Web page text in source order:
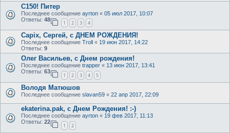
C150! Питер
Последнее сообщение ayrton « 05 июл 2017, 10:07
Ответы: 48
1 2 3 4
Capix, Сергей, с ДНЕМ РОЖДЕНИЯ!
Последнее сообщение Troll « 19 июн 2017, 14:22
Ответы: 9
Олег Васильев, с Днем рождения!
Последнее сообщение trapper « 13 июн 2017, 13:41
Ответы: 63
1 2 3 4 5
Володя Матюшов
Последнее сообщение slavan59 « 22 апр 2017, 22:09
ekaterina.pak, с Днем Рождения! :-)
Последнее сообщение ayrton « 19 фев 2017, 11:13
Ответы: 22
1 2